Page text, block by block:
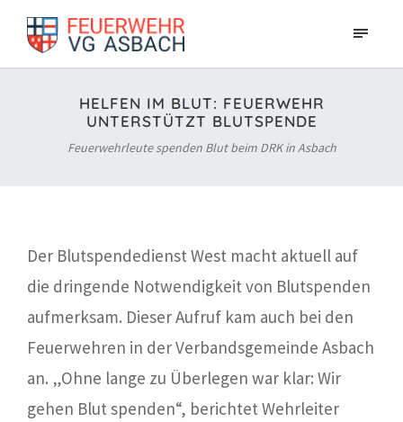
HELFEN IM BLUT: FEUERWEHR
UNTERSTÜTZT BLUTSPENDE
Feuerwehrleute spenden Blut beim DRK in Asbach
Der Blutspendedienst West macht aktuell auf
die dringende Notwendigkeit von Blutspenden
aufmerksam. Dieser Aufruf kam auch bei den
Feuerwehren in der Verbandsgemeinde Asbach
an. „Ohne lange zu Überlegen war klar: Wir
gehen Blut spenden“, berichtet Wehrleiter